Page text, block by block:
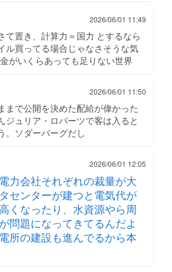
2026/06/01 11:49
て置き、計算力＝国力 とするなら
ル買ってる場合じゃなさそうな気
がいくらあっても足りない世界
2026/06/01 11:50
まで公開を決めた配給が偉かった
ジュリア・ロバーツで客は入ると
。ソダーバーグだし
2026/06/01 12:05
力会社それぞれの裁量が大
センターが建つと電気代が
くなったり、水資源やら周
問題になってきてるんだよ
所の建設も進んでるから本